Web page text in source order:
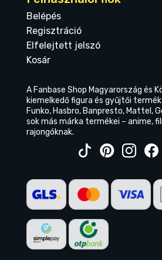
Belépés
Regisztráció
Elfelejtett jelszó
Kosár
A Fanbase Shop Magyarország és
kiemelkedő figura és gyűjtői
Funko, Hasbro, Banpresto, Mattel,
sok más márka termékei – anime,
rajongóknak.